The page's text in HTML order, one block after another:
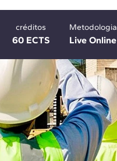
créditos
60 ECTS
Metodologia
Live Online